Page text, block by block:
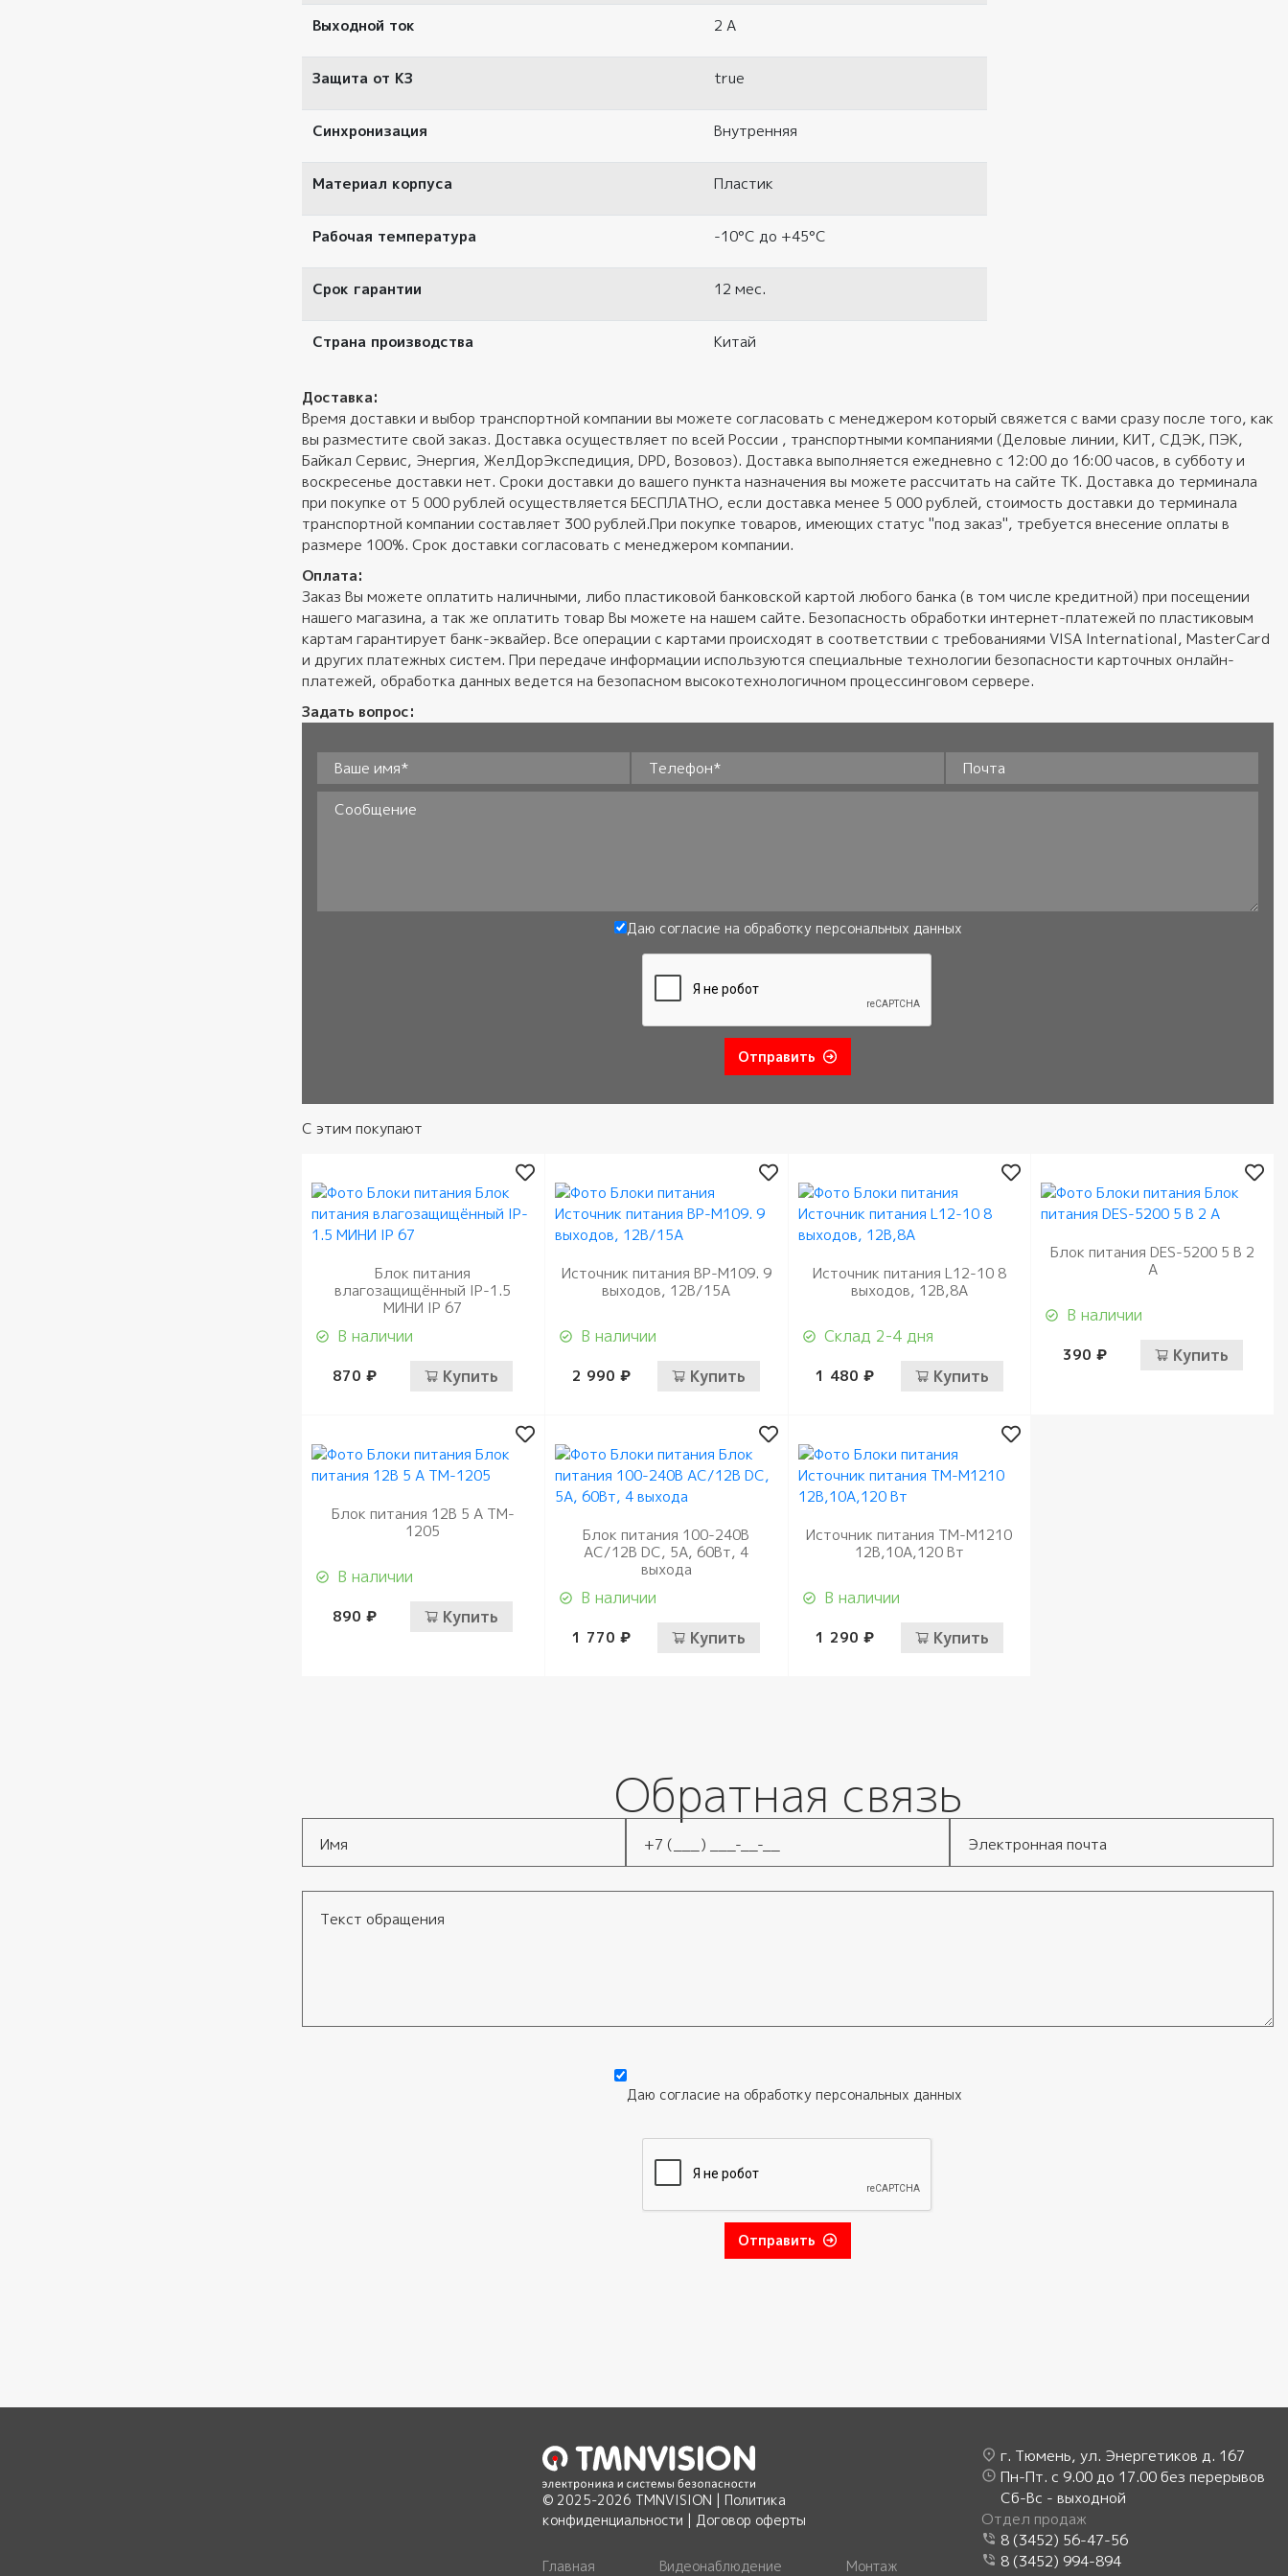
Выходной ток 2 A
Зaщитa oт KЗ true
Синхронизация Внутренняя
Материал корпуса Пластик
Рабочая температура -10°C до +45°C
Срок гарантии 12 мес.
Страна производства Китай
Доставка:
Время доставки и выбор транспортной компании вы можете согласовать с менеджером который свяжется с вами сразу после того, как
вы разместите свой заказ. Доставка осуществляет по всей России , транспортными компаниями (Деловые линии, КИТ, СДЭК, ПЭК,
Байкал Сервис, Энергия, ЖелДорЭкспедиция, DPD, Возовоз). Доставка выполняется ежедневно с 12:00 до 16:00 часов, в субботу и
воскресенье доставки нет. Сроки доставки до вашего пункта назначения вы можете рассчитать на сайте ТК. Доставка до терминала
при покупке от 5 000 рублей осуществляется БЕСПЛАТНО, если доставка менее 5 000 рублей, стоимость доставки до терминала
транспортной компании составляет 300 рублей.При покупке товаров, имеющих статус "под заказ", требуется внесение оплаты в
размере 100%. Срок доставки согласовать с менеджером компании.
Оплата:
Заказ Вы можете оплатить наличными, либо пластиковой банковской картой любого банка (в том числе кредитной) при посещении
нашего магазина, а так же оплатить товар Вы можете на нашем сайте. Безопасность обработки интернет-платежей по пластиковым
картам гарантирует банк-эквайер. Все операции с картами происходят в соответствии с требованиями VISA International, MasterCard
и других платежных систем. При передаче информации используются специальные технологии безопасности карточных онлайн-
платежей, обработка данных ведется на безопасном высокотехнологичном процессинговом сервере.
Задать вопрос:
Ваше имя** Телефон* Почта
Даю согласие на обработку персональных данных
Отправить
С этим покупают
Блок питания
влагозащищённый IP-1.5
MИНИ IP 67
В наличии
870 ₽ Купить
Источник питания BP-M109. 9
выходов, 12В/15А
В наличии
2 990 ₽ Купить
Источник питания L12-10 8
выходов, 12В,8А
Склад 2-4 дня
1 480 ₽ Купить
Блок питания DES-5200 5 В 2
А
В наличии
390 ₽ Купить
Блок питания 12В 5 А TM-
1205
В наличии
890 ₽ Купить
Блок питания 100-240В
AC/12В DC, 5А, 60Вт, 4
выхода
В наличии
1 770 ₽ Купить
Источник питания ТМ-М1210
12В,10А,120 Вт
В наличии
1 290 ₽ Купить
Обратная связь
Даю согласие на обработку персональных данных
Отправить
© 2025-2026 TMNVISION | Политика
конфиденциальности | Договор оферты
Главная Видеонаблюдение
Монтаж
г. Тюмень, ул. Энергетиков д. 167
Пн-Пт. с 9.00 до 17.00 без перерывов
Сб-Вс - выходной
Отдел продаж
8 (3452) 56-47-56
8 (3452) 994-894